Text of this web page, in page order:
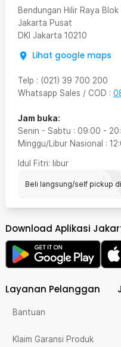
Bendungan Hilir Raya Blok
Jakarta Pusat
DKI Jakarta 10210
Lihat google maps
Telp : (021) 39 700 200
Whatsapp Sales / COD :
Jam buka:
Senin - Sabtu : 09:00 -
Minggu/Libur Nasional :
Idul Fitri: libur
Beli langsung/self pickup
Download Aplikasi
Layanan Pelanggan
Bantuan
Klaim Garansi Produk